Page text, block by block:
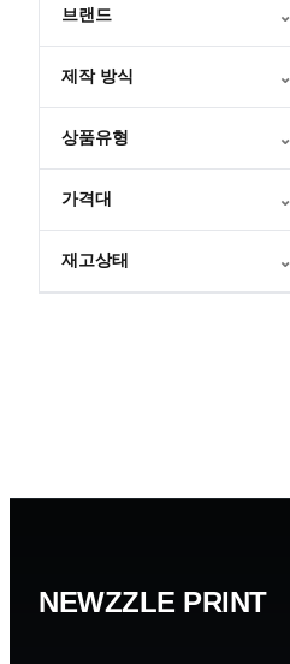
브랜드 ⌄
제작 방식 ⌄
상품유형 ⌄
가격대 ⌄
재고상태 ⌄
NEWZZLE PRINT